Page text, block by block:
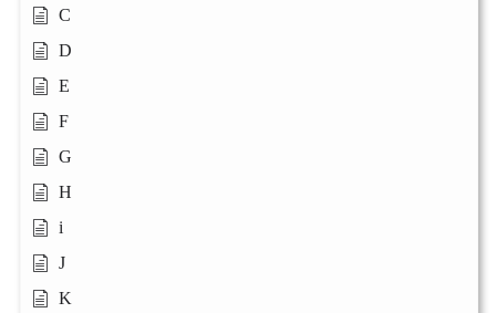
C
D
E
F
G
H
i
J
K